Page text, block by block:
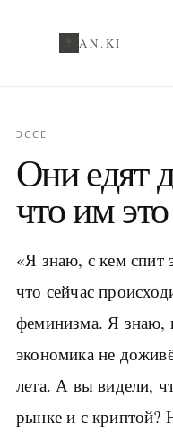
AN.KI
ЭССЕ
Они едят
что им
«Я знаю, с кем спит
что сейчас
феминизма. Я знаю,
экономика не
лета. А вы видели,
рынке и с криптой?